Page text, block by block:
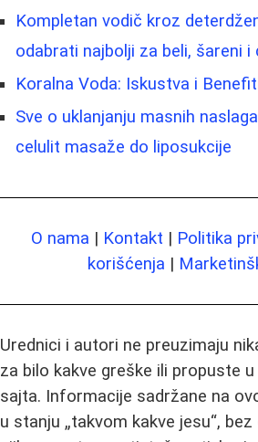
Kompletan vodič kroz
odabrati najbolji za beli, šareni i
Koralna Voda: Iskustva i
Sve o uklanjanju masnih
celulit masaže do liposukcije
O nama | Kontakt | Politika
korišćenja |
Urednici i autori ne preuzimaju
za bilo kakve greške ili propuste
sajta. Informacije sadržane na
u stanju „takvom kakve jesu“,